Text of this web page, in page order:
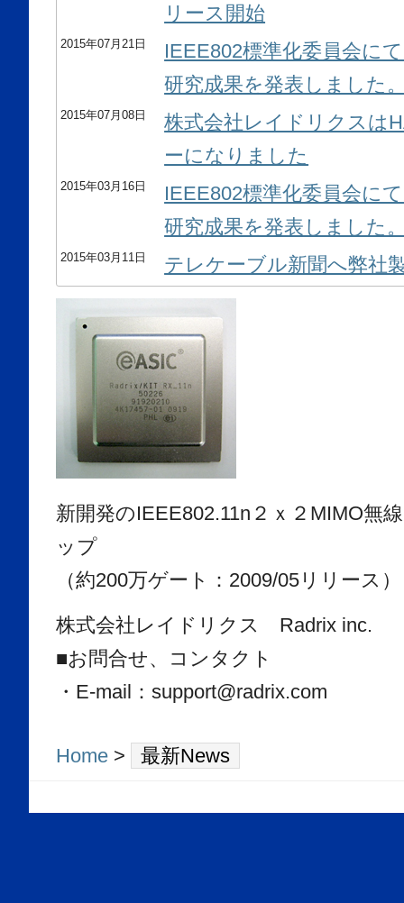
リース開始
2015年07月21日
IEEE802標準化委員会に
研究成果を発表しました
2015年07月08日
株式会社レイドリクスは
ーになりました
2015年03月16日
IEEE802標準化委員会に
研究成果を発表しました
2015年03月11日 テレケーブル新聞へ弊社
新開発のIEEE802.11n２ｘ２MIMO無
ップ
（約200万ゲート：2009/05リリース）
株式会社レイドリクス Radrix inc.
■お問合せ、コンタクト
・E-mail：support@radrix.com
Home > 最新News